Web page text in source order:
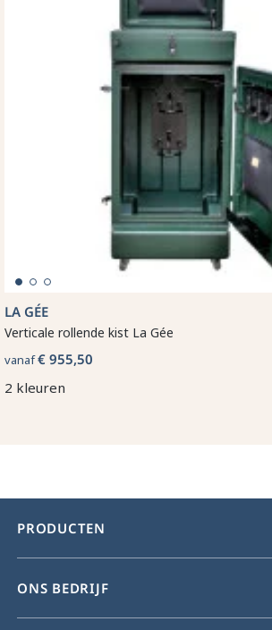
LA GÉE
Verticale rollende kist La Gée
vanaf€ 955,50
2 kleuren
PRODUCTEN
ONS BEDRIJF